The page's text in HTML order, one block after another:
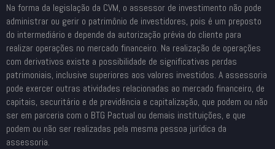
Na forma da legislação da CVM, o assessor de investimento não pode
administrar ou gerir o patrimônio de investidores, pois é um preposto
do intermediário e depende da autorização prévia do cliente para
realizar operações no mercado financeiro. Na realização de operações
com derivativos existe a possibilidade de significativas perdas
patrimoniais, inclusive superiores aos valores investidos. A assessoria
pode exercer outras atividades relacionadas ao mercado financeiro, de
capitais, securitário e de previdência e capitalização, que podem ou não
ser em parceria com o BTG Pactual ou demais instituições, e que
podem ou não ser realizadas pela mesma pessoa jurídica da
assessoria.